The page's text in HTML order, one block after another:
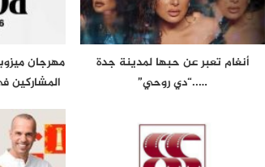
أنغام تعبر عن حبها لمدينة جدة
…..“دي روحي”
مهرجان
المشاركين